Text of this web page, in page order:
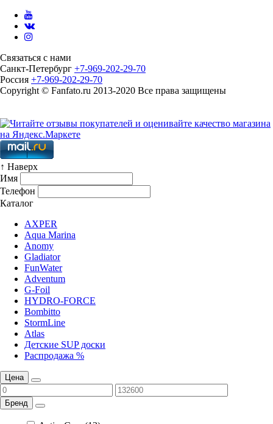
Связаться с нами
Санкт-Петербург +7-969-202-29-70
Россия +7-969-202-29-70
Copyright © Fanfato.ru 2013-2020 Все права защищены
↑ Наверх
Имя
Телефон
Каталог
AXPER
Aqua Marina
Anomy
Gladiator
FunWater
Adventum
G-Foil
HYDRO-FORCE
Bombitto
StormLine
Atlas
Детские SUP доски
Распродажа %
Цена
Бренд